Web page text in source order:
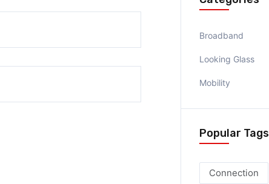
Broadband
Looking Glass
Mobility
Popular Tags
Connection